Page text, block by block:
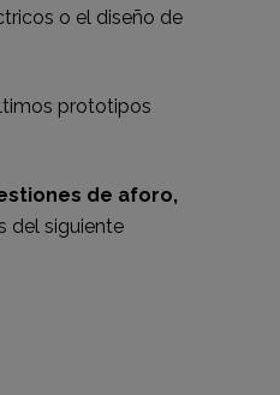
o el diseño de
prototipos
de aforo,
del siguiente